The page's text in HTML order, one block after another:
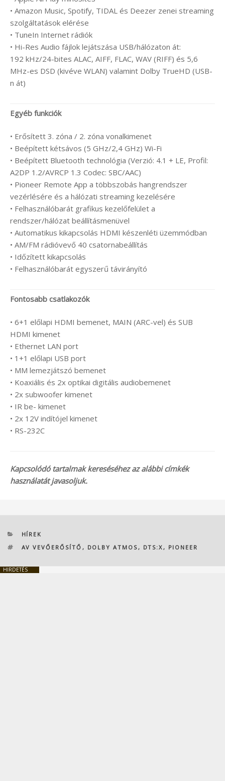
• Amazon Music, Spotify, TIDAL és Deezer zenei streaming
szolgáltatások elérése
• TuneIn Internet rádiók
• Hi-Res Audio fájlok lejátszása USB/hálózaton át:
192 kHz/24-bites ALAC, AIFF, FLAC, WAV (RIFF) és 5,6
MHz-es DSD (kivéve WLAN) valamint Dolby TrueHD (USB-
n át)
Egyéb funkciók
• Erősített 3. zóna / 2. zóna vonalkimenet
• Beépített kétsávos (5 GHz/2,4 GHz) Wi-Fi
• Beépített Bluetooth technológia (Verzió: 4.1 + LE, Profil:
A2DP 1.2/AVRCP 1.3 Codec: SBC/AAC)
• Pioneer Remote App a többszobás hangrendszer
vezérlésére és a hálózati streaming kezelésére
• Felhasználóbarát grafikus kezelőfelület a
rendszer/hálózat beállításmenüvel
• Automatikus kikapcsolás HDMI készenléti üzemmódban
• AM/FM rádióvevő 40 csatornabeállítás
• Időzített kikapcsolás
• Felhasználóbarát egyszerű távirányító
Fontosabb csatlakozók
• 6+1 előlapi HDMI bemenet, MAIN (ARC-vel) és SUB
HDMI kimenet
• Ethernet LAN port
• 1+1 előlapi USB port
• MM lemezjátszó bemenet
• Koaxiális és 2x optikai digitális audiobemenet
• 2x subwoofer kimenet
• IR be- kimenet
• 2x 12V indítójel kimenet
• RS-232C
Kapcsolódó tartalmak kereséséhez az alábbi címkék
használatát javasoljuk.
KATEGÓRIÁK
HÍREK
CÍMKÉK
AV VEVŐERŐSÍTŐ , DOLBY ATMOS , DTS:X , PIONEER
HIRDETÉS